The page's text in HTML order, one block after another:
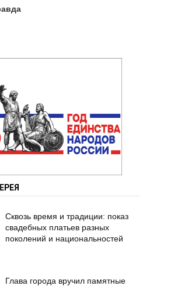
Сквозь время и традиции: показ
свадебных платьев разных
поколений и национальностей
Глава города вручил памятные